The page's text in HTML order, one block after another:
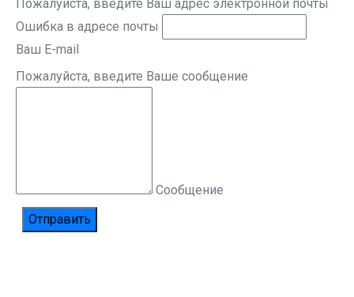
Пожалуйста, введите Ваш адрес электронной почты
Ошибка в адресе почты
Ваш E-mail
Пожалуйста, введите Ваше сообщение
Сообщение